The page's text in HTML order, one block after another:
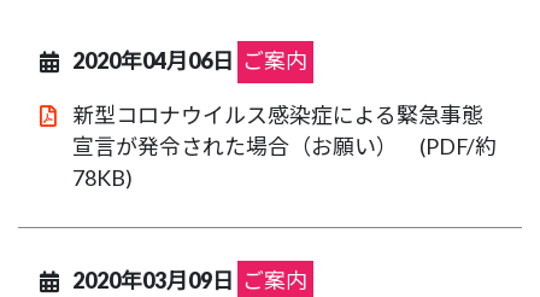
2020年04月06日 ご案内
新型コロナウイルス感染症による緊急事態
宣言が発令された場合（お願い） (PDF/約
78KB)
2020年03月09日 ご案内